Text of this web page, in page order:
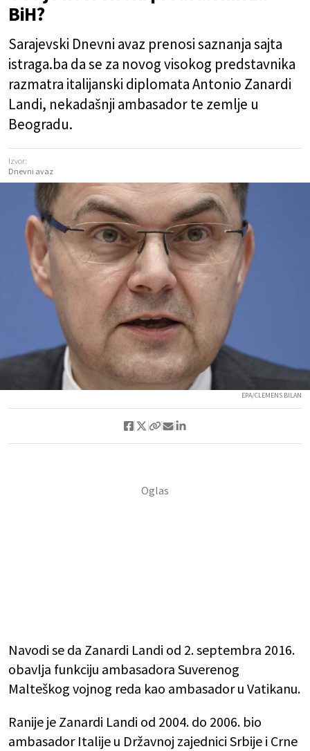
BiH?
Sarajevski Dnevni avaz prenosi saznanja sajta
istraga.ba da se za novog visokog predstavnika
razmatra italijanski diplomata Antonio Zanardi
Landi, nekadašnji ambasador te zemlje u
Beogradu.
Izvor:
Dnevni avaz
EPA/CLEMENS BILAN
Navodi se da Zanardi Landi od 2. septembra 2016.
obavlja funkciju ambasadora Suverenog
Malteškog vojnog reda kao ambasador u Vatikanu.
Ranije je Zanardi Landi od 2004. do 2006. bio
ambasador Italije u Državnoj zajednici Srbije i Crne